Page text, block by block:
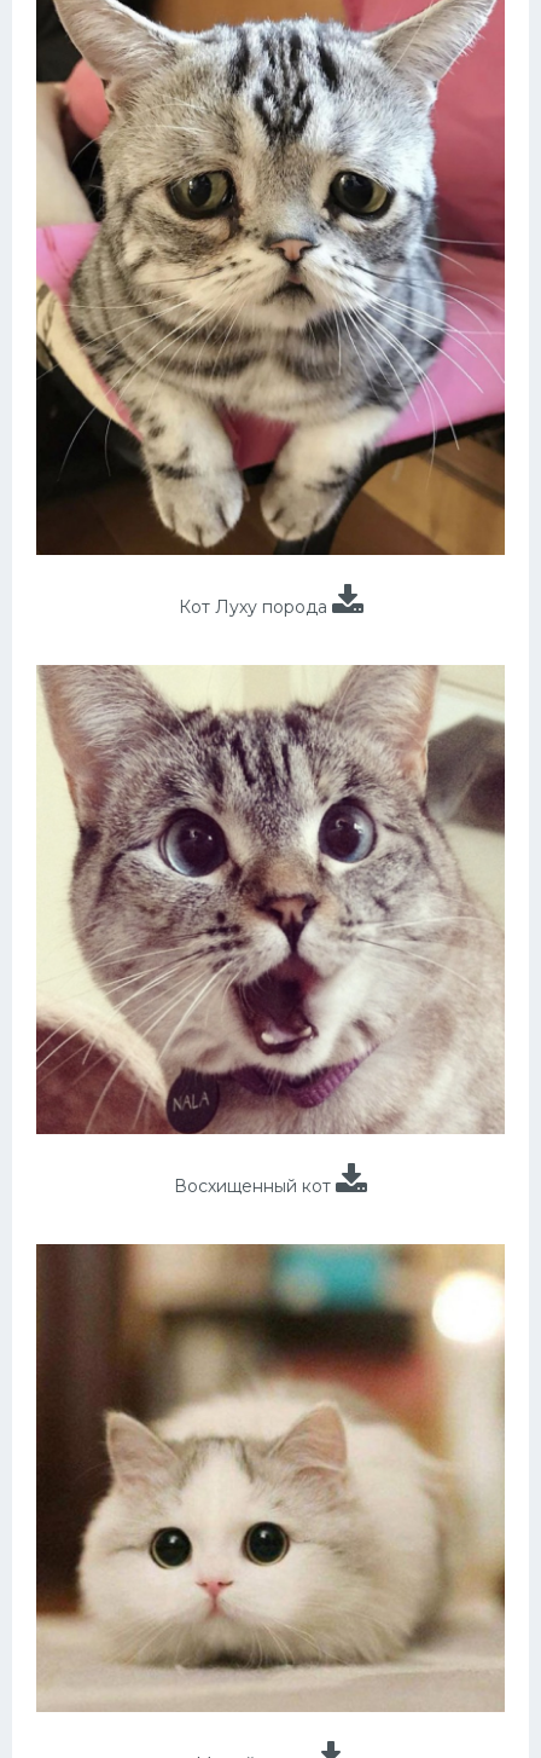
Кот Луху порода
Восхищенный кот